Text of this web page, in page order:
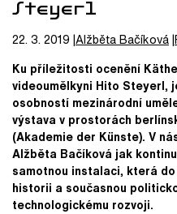
Steyerl
22. 3. 2019 AlžbětaBačíková
Ku příležitosti ocenění
videoumělkyni Hito Steyerl,
osobností mezinárodní
výstava v prostorách
(Akademie der Künste). V
Alžběta Bačíková jak
samotnou instalaci, která
historii a současnou
technologickému rozvoji.